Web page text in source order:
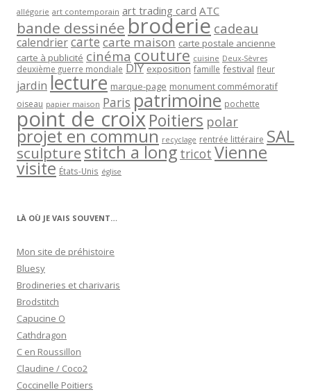
allégorie art contemporain art trading card ATC
bande dessinée broderie cadeau
calendriercartecarte maison carte postale ancienne
carte à publicité cinéma couture cuisine Deux-Sèvres
deuxième guerre mondiale DIY exposition famille festival fleur
jardin lecture marque-page monument commémoratif
oiseau papier maison Paris patrimoine pochette
point de croixPoitiers polar
projet en commun recyclage rentrée littéraire SAL
sculpturestitch a long tricot Vienne
visite États-Unis église
LÀ OÙ JE VAIS SOUVENT…
Mon site de préhistoire
Bluesy
Brodineries et charivaris
Brodstitch
Capucine O
Cathdragon
C en Roussillon
Claudine / Coco2
Coccinelle Poitiers